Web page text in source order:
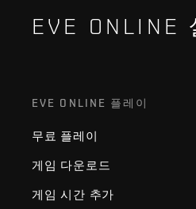
EVE ONLINE
EVE ONLINE 플레이
무료 플레이
게임 다운로드
게임 시간 추가